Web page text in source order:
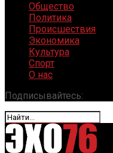
Общество
Политика
Происшествия
Экономика
Культура
Спорт
О нас
Подписывайтесь: